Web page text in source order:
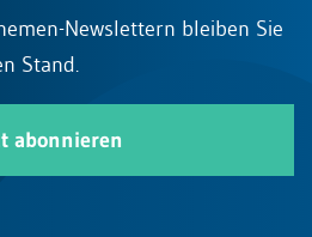
Newslettern bleiben Sie
Stand.
abonnieren